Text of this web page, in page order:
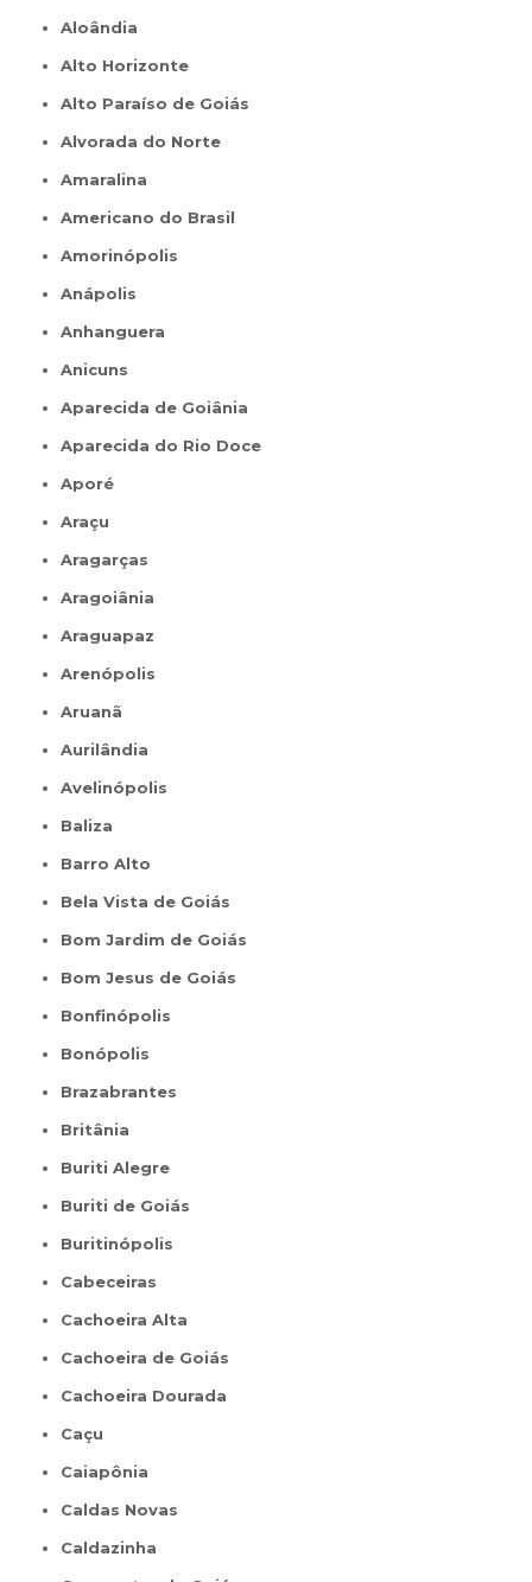
Aloândia
Alto Horizonte
Alto Paraíso de Goiás
Alvorada do Norte
Amaralina
Americano do Brasil
Amorinópolis
Anápolis
Anhanguera
Anicuns
Aparecida de Goiânia
Aparecida do Rio Doce
Aporé
Araçu
Aragarças
Aragoiânia
Araguapaz
Arenópolis
Aruanã
Aurilândia
Avelinópolis
Baliza
Barro Alto
Bela Vista de Goiás
Bom Jardim de Goiás
Bom Jesus de Goiás
Bonfinópolis
Bonópolis
Brazabrantes
Britânia
Buriti Alegre
Buriti de Goiás
Buritinópolis
Cabeceiras
Cachoeira Alta
Cachoeira de Goiás
Cachoeira Dourada
Caçu
Caiapônia
Caldas Novas
Caldazinha